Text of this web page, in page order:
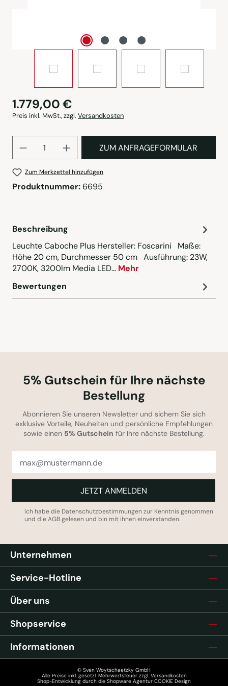
1.779,00 €
Preis inkl. MwSt., zzgl. Versandkosten
Produkt Anzahl: Gib den
ZUM ANFRAGEFORMULAR
Zum Merkzettel hinzufügen
Produktnummer:6695
Beschreibung
Leuchte Caboche Plus Hersteller: Foscarini Maße:
Höhe 20 cm, Durchmesser 50 cm Ausführung: 23W,
2700K, 3200lm Media LED… Mehr
Bewertungen
5% Gutschein für Ihre nächste
Bestellung
Abonnieren Sie unseren Newsletter und sichern Sie sich
exklusive Vorteile, Neuheiten und persönliche Empfehlungen
sowie einen 5% Gutschein für Ihre nächste Bestellung.
JETZT ANMELDEN
Ich habe die Datenschutzbestimmungen zur Kenntnis genommen
und dieAGBgelesen und bin mit ihnen einverstanden.
Unternehmen
Service-Hotline
Über uns
Shopservice
Informationen
© Sven Woytschaetzky GmbH
Alle Preise inkl. gesetzl. Mehrwertsteuer zzgl. Versandkosten
Shop-Entwicklung durch die Shopware Agentur COOKIE Design